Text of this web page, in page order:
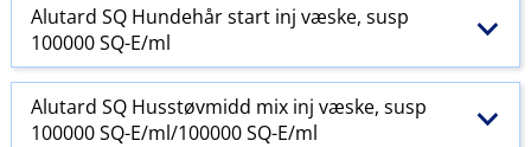
Alutard SQ Hundehår start inj væske, susp
100000 SQ-E​/​ml
Alutard SQ Husstøvmidd mix inj væske, susp
100000 SQ-E​/​ml/100000 SQ-E​/​ml